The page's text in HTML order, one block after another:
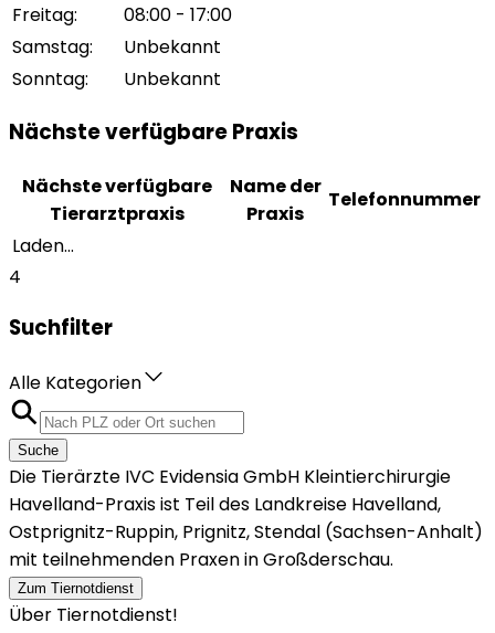
Freitag:
08:00 - 17:00
Samstag:
Unbekannt
Sonntag: Unbekannt
Nächste verfügbare Praxis
Nächste verfügbare
Tierarztpraxis
Name der
Praxis
Telefonnummer
Laden...
4
Suchfilter
Alle Kategorien
Suche
Die Tierärzte IVC Evidensia GmbH Kleintierchirurgie
Havelland-Praxis ist Teil des Landkreise Havelland,
Ostprignitz-Ruppin, Prignitz, Stendal (Sachsen-Anhalt)
mit teilnehmenden Praxen in Großderschau.
Zum Tiernotdienst
Über Tiernotdienst!